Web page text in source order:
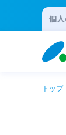
個
トップ